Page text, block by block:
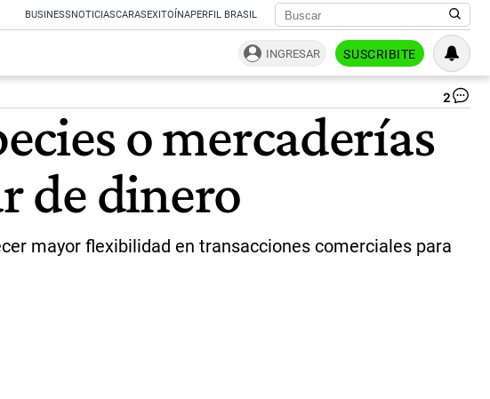
BUSINESSNOTICIASCARASEXITOÍNAPERFIL BRASIL
INGRESAR SUSCRIBITE
2
o mercaderías
de dinero
mayor flexibilidad en transacciones comerciales para